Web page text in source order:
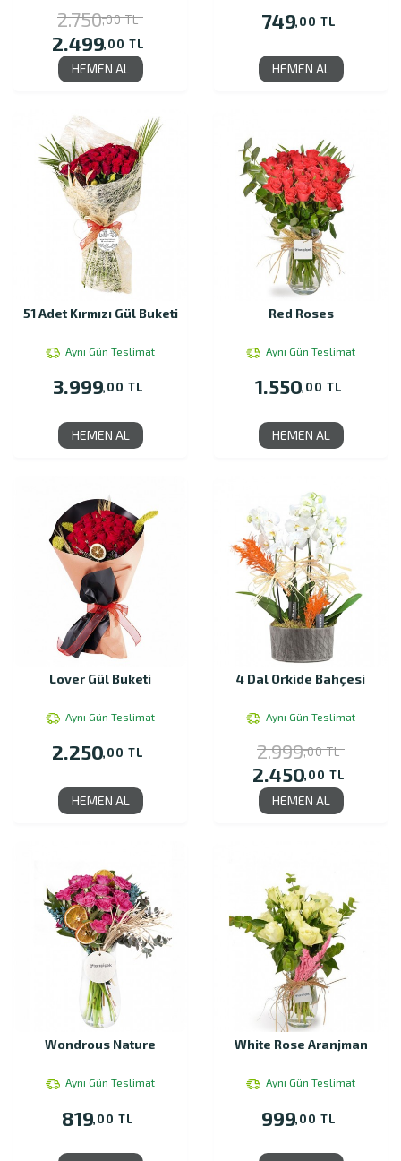
2.750,00 TL
2.499,00 TL
HEMEN AL
749,00 TL
HEMEN AL
51 Adet Kırmızı Gül Buketi
Aynı Gün Teslimat
3.999,00 TL
HEMEN AL
Red Roses
Aynı Gün Teslimat
1.550,00 TL
HEMEN AL
Lover Gül Buketi
Aynı Gün Teslimat
2.250,00 TL
HEMEN AL
4 Dal Orkide Bahçesi
Aynı Gün Teslimat
2.999,00 TL
2.450,00 TL
HEMEN AL
Wondrous Nature
Aynı Gün Teslimat
819,00 TL
White Rose Aranjman
Aynı Gün Teslimat
999,00 TL